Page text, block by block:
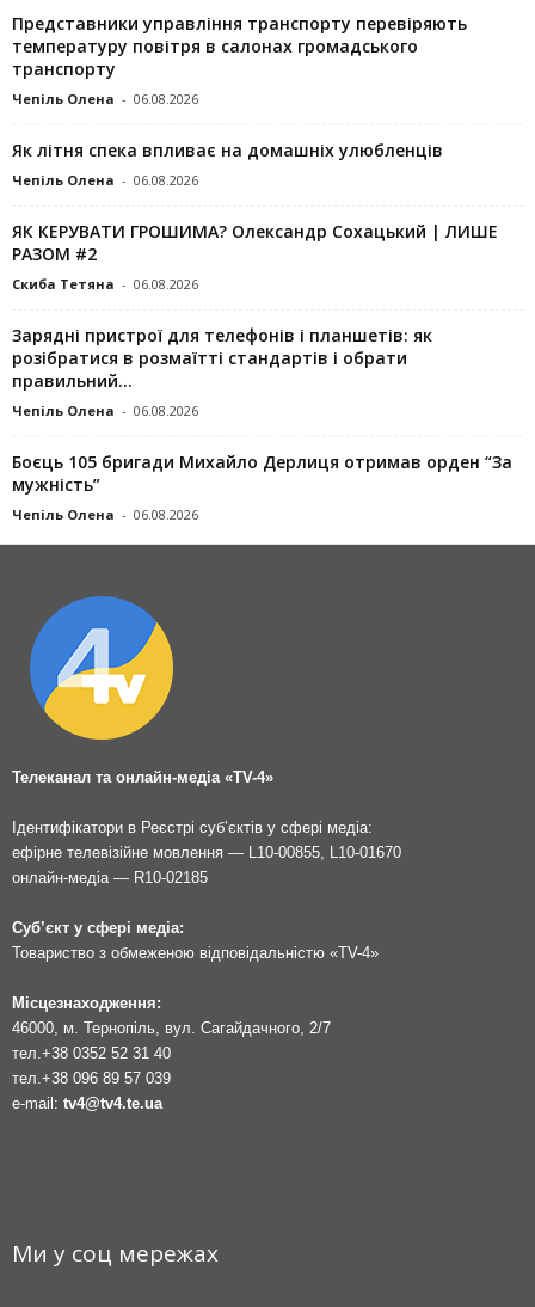
Представники управління транспорту перевіряють
температуру повітря в салонах громадського
транспорту
Чепіль Олена - 06.08.2026
Як літня спека впливає на домашніх улюбленців
Чепіль Олена - 06.08.2026
ЯК КЕРУВАТИ ГРОШИМА? Олександр Сохацький | ЛИШЕ
РАЗОМ #2
Скиба Тетяна - 06.08.2026
Зарядні пристрої для телефонів і планшетів: як
розібратися в розмаїтті стандартів і обрати
правильний...
Чепіль Олена - 06.08.2026
Боєць 105 бригади Михайло Дерлиця отримав орден “За
мужність”
Чепіль Олена - 06.08.2026
Телеканал та онлайн-медіа «TV-4»
Ідентифікатори в Реєстрі суб’єктів у сфері медіа:
ефірне телевізійне мовлення — L10-00855, L10-01670
онлайн-медіа — R10-02185
Суб’єкт у сфері медіа:
Товариство з обмеженою відповідальністю «TV-4»
Місцезнаходження:
46000, м. Тернопіль, вул. Сагайдачного, 2/7
тел. +38 0352 52 31 40
тел. +38 096 89 57 039
e-mail: tv4@tv4.te.ua
Ми у соц мережах